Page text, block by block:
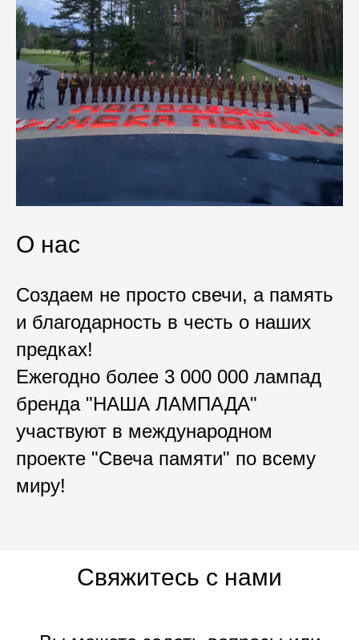
О нас
Создаем не просто свечи, а память
и благодарность в честь о наших
предках!
Ежегодно более 3 000 000 лампад
бренда "НАША ЛАМПАДА"
участвуют в международном
проекте "Свеча памяти" по всему
миру!
Свяжитесь с нами